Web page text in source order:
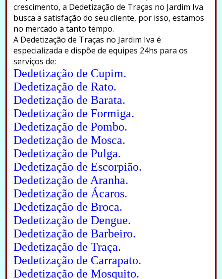
crescimento, a Dedetização de Traças no Jardim Iva
busca a satisfação do seu cliente, por isso, estamos
no mercado a tanto tempo.
A Dedetização de Traças no Jardim Iva é
especializada e dispõe de equipes 24hs para os
serviços de:
Dedetização de Cupim.
Dedetização de Rato.
Dedetização de Barata.
Dedetização de Formiga.
Dedetização de Pombo.
Dedetização de Mosca.
Dedetização de Pulga.
Dedetização de Escorpião.
Dedetização de Aranha.
Dedetização de Ácaros.
Dedetização de Broca.
Dedetização de Dengue.
Dedetização de Barbeiro.
Dedetização de Traça.
Dedetização de Carrapato.
Dedetização de Mosquito.